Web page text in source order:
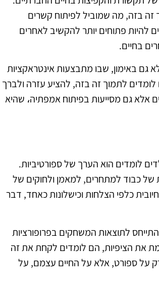
בזה, מה שמוביל לפיתוח קשרים
להיות פתוחים יותר להקשיב לאחרים
בחיים.
באימון, שבו מתבצעות אינטראקציות
לתמוך זה בזה, להציע עזרה ולברך
אלא גם מסייעות בפיתוח אמפתיה، שהיא
לומדים הוא הערך של ספורטיביות.
של כבוד למתחרים, למאמן ולחוקים של
כלפי הצלחות וכישלונות כאחד, דבר
לתוצאות המשחקים בפרופורציות
את הציפיות, הם לומדים לקחת את זה
על ספורט, אלא על החיים עצמם, על